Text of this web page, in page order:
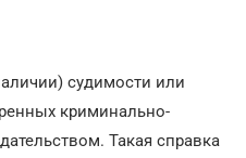
судимости или
криминально-
Такая справка